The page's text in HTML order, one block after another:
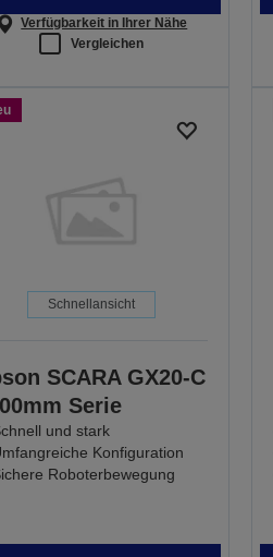
Verfügbarkeit in Ihrer Nähe
Vergleichen
Schnellansicht
SCARA GX20-C
Serie
und stark
Konfiguration
Roboterbewegung